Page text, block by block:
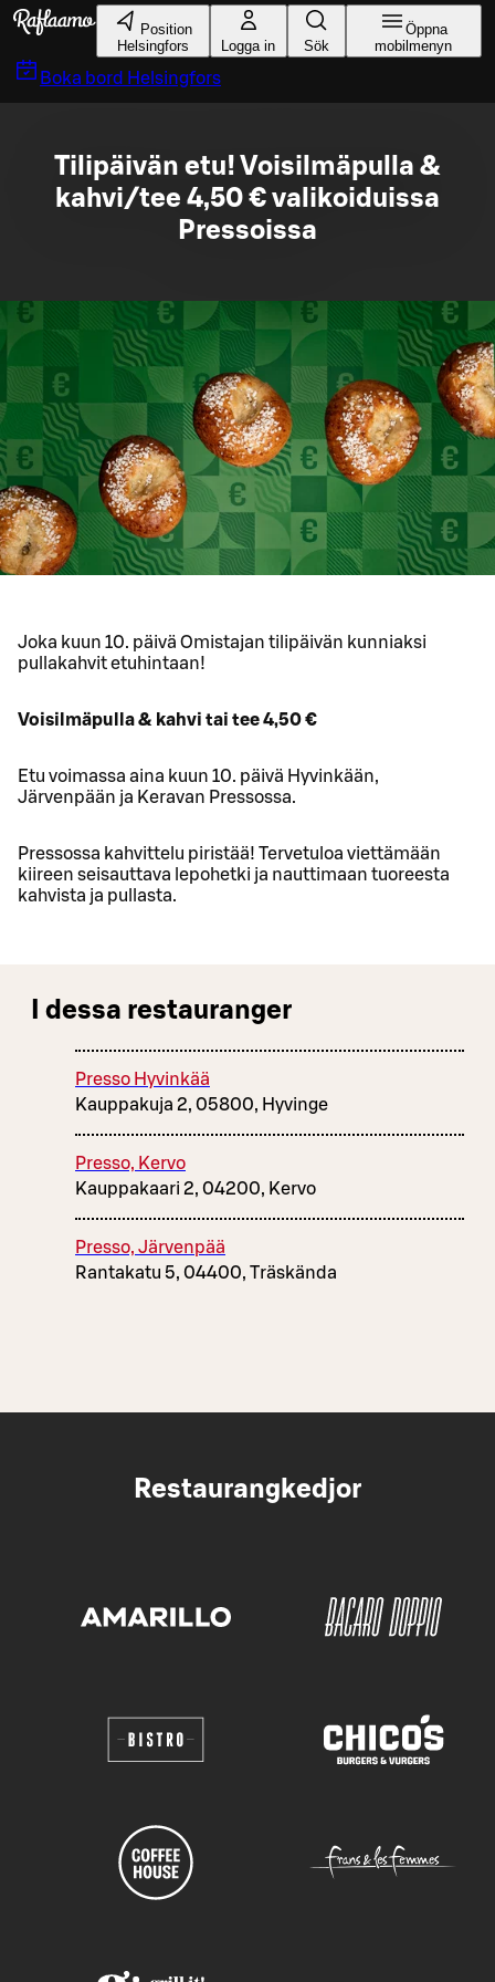
Gå till huvudinnehållet
Position
Helsingfors
Logga in Sök
Öppna
mobilmenyn
Boka bord Helsingfors
Tilipäivän etu! Voisilmäpulla &
kahvi/tee 4,50 € valikoiduissa
Pressoissa
Joka kuun 10. päivä Omistajan tilipäivän kunniaksi
pullakahvit etuhintaan!
Voisilmäpulla & kahvi tai tee 4,50 €
Etu voimassa aina kuun 10. päivä Hyvinkään,
Järvenpään ja Keravan Pressossa.
Pressossa kahvittelu piristää! Tervetuloa viettämään
kiireen seisauttava lepohetki ja nauttimaan tuoreesta
kahvista ja pullasta.
I dessa restauranger
Presso Hyvinkää
Kauppakuja 2, 05800, Hyvinge
Presso, Kervo
Kauppakaari 2, 04200, Kervo
Presso, Järvenpää
Rantakatu 5, 04400, Träskända
Restaurangkedjor